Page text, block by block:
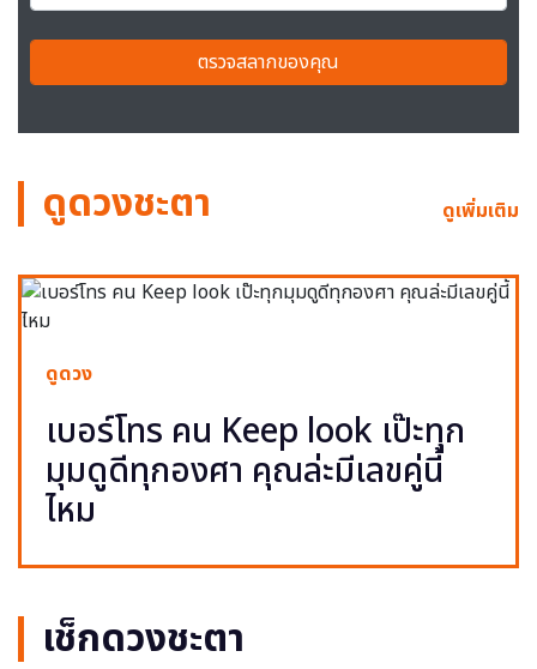
ตรวจสลากของคุณ
ดูดวงชะตา ดูเพิ่มเติม
ดูดวง
เบอร์โทร คน Keep look เป๊ะทุก
มุมดูดีทุกองศา คุณล่ะมีเลขคู่นี้
ไหม
เช็กดวงชะตา